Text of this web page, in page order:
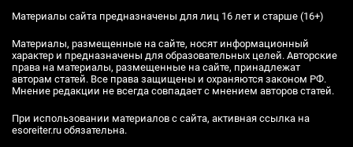
Материалы сайта предназначены для лиц 16 лет и старше (16+)
Материалы, размещенные на сайте, носят информационный
характер и предназначены для образовательных целей. Авторские
права на материалы, размещенные на сайте, принадлежат
авторам статей. Все права защищены и охраняются законом РФ.
Мнение редакции не всегда совпадает с мнением авторов статей.
При использовании материалов с сайта, активная ссылка на
esoreiter.ru обязательна.